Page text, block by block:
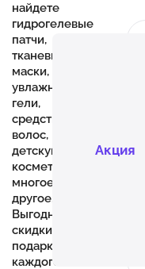
найдете
гидрогелевые
патчи,
тканевые
маски,
увлажняющие
гели,
средства для
волос,
детскую
косметику и
многое
другое.
Выгодные
скидки и
подарки для
каждого
Акция